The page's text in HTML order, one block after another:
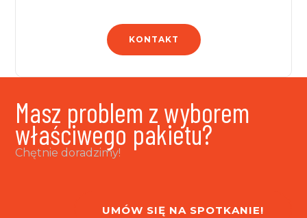
KONTAKT
Masz problem z wyborem
właściwego pakietu?
Chętnie doradzimy!
UMÓW SIĘ NA SPOTKANIE!